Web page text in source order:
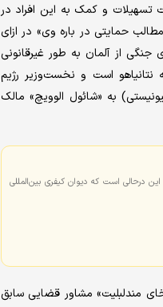
تسهیلات و کمک به این افراد در
بر سر نشر مطالب حمایتی در باره وی» در ازای
زیردریایی‌ها و کشتی‌های جنگی از آلمان به طور غیرقانونی
به پرونده ۴۰۰۰ هم جدی‌ترین پرونده علیه نتانیاهو است و نخست‌وزیر رژیم
میلیارد شِکِل (واحد پول رژیم صهیونیستی) به «شائول الوویچ» مالک
به مجارستان سفر می‌کند. این درحالی است که دیوان کیفری بین‌المللی
که «آویخای مندلبلیت» مشاور قضایی سابق